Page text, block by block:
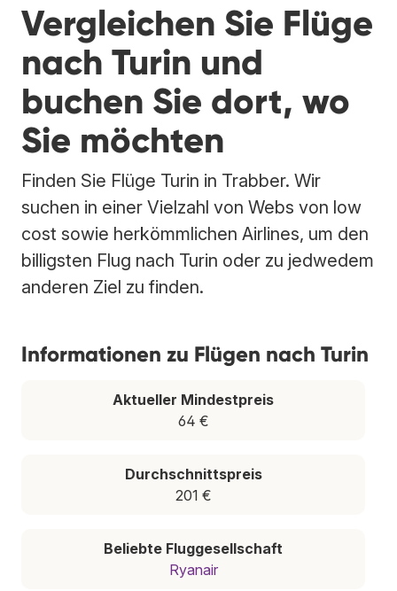
Vergleichen Sie Flüge
nach Turin und
buchen Sie dort, wo
Sie möchten
Finden Sie Flüge Turin in Trabber. Wir
suchen in einer Vielzahl von Webs von low
cost sowie herkömmlichen Airlines, um den
billigsten Flug nach Turin oder zu jedwedem
anderen Ziel zu finden.
Informationen zu Flügen nach Turin
Aktueller Mindestpreis
64 €
Durchschnittspreis
201 €
Beliebte Fluggesellschaft
Ryanair